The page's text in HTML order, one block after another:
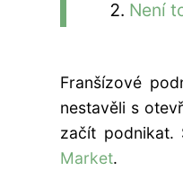
Není
Franšízové
nestavěli s
začít podnikat.
Market.